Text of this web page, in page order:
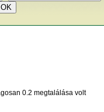
0.2 megtalálása volt